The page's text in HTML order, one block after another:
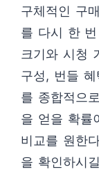
구체적인 구
를 다시 한
크기와 시청
구성, 번들
를 종합적으
을 얻을 확률
비교를 원한
을 확인하시